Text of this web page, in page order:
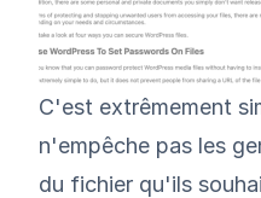
C'est extrêmement
n'empêche pas les
du fichier qu'ils